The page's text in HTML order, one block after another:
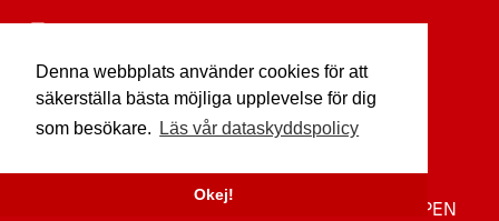
Denna webbplats använder cookies för att
säkerställa bästa möjliga upplevelse för dig
som besökare.
Läs vår dataskyddspolicy
Okej!
facebook.com/etikettdoktorn
youtube.com/etikettdoktorn
TILL TOPPEN